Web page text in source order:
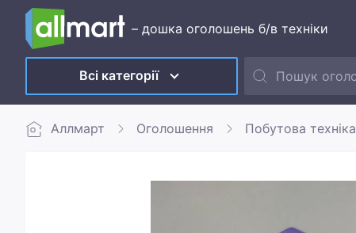
– дошка оголошень б/в техніки
Всі категорії
Аллмарт Оголошення Побутова техніка